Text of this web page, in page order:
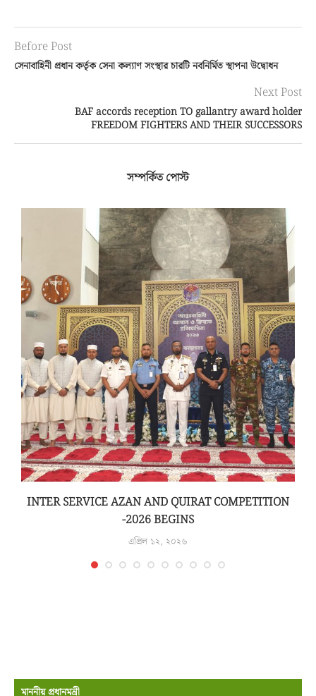
Before Post
সেনাবাহিনী প্রধান কর্তৃক সেনা কল্যাণ সংস্থার চারটি নবনির্মিত স্থাপনা উদ্বোধন
Next Post
BAF accords reception TO gallantry award holder
FREEDOM FIGHTERS AND THEIR SUCCESSORS
সম্পর্কিত পোস্ট
INTER SERVICE AZAN AND QUIRAT COMPETITION
-2026 BEGINS
এপ্রিল ১২, ২০২৬
মাননীয় প্রধানমন্রী